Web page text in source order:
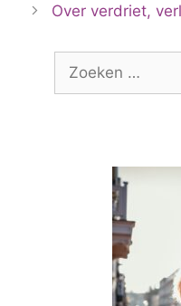
Over verdriet,
naar: